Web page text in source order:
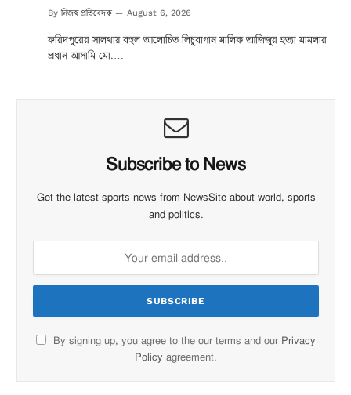
By নিজস্ব প্রতিবেদক August 6, 2026
ফরিদপুরের সালথায় বহুল আলোচিত লিচুবাগান মালিক আজিজুর হত্যা মামলার
প্রধান আসামি মো.…
Subscribe to News
Get the latest sports news from NewsSite about world, sports
and politics.
By signing up, you agree to the our terms and our Privacy
Policy agreement.